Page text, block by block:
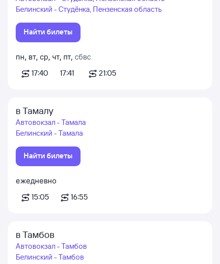
Белинский - Студёнка, Пензенская область
Найти билеты
пн, вт, ср, чт, пт, сб
17:40
17:41
вс
21:05
в Тамалу
Автовокзал - Тамала
Белинский - Тамала
Найти билеты
ежедневно
15:05
16:55
в Тамбов
Автовокзал - Тамбов
Белинский - Тамбов